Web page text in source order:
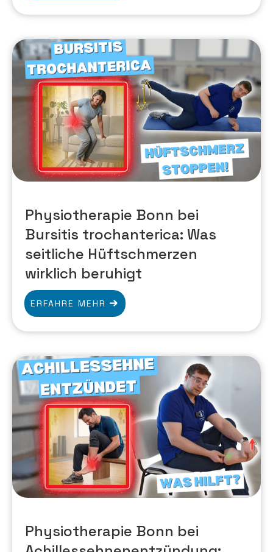
Physiotherapie Bonn bei
Bursitis trochanterica: Was
seitliche Hüftschmerzen
wirklich beruhigt
ERFAHRE MEHR
Physiotherapie Bonn bei